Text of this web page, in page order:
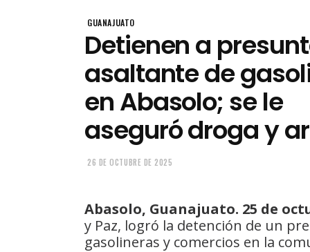
GUANAJUATO
Detienen a
asaltante de
en Abasolo; se le
aseguró droga y
26 DE OCTUBRE DE 2025
Abasolo, Guanajuato. 25 de
y Paz, logró la detención de un
gasolineras y comercios en la